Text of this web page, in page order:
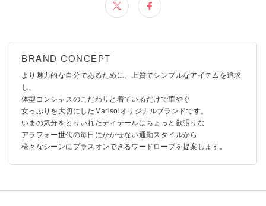
より魅力的な自分であるために、上質でシンプルなアイテムを追求
し、
体型コンシャスのこだわりと着ているだけで華やぐ
女っぷりを大切にしたMarisolオリジナルブランドです。
いまの気分をとりいれたディテールはちょっと欲張りな
アラフォー世代の毎日にかかせない通勤スタイルから
様々なシーンにプラスオンできるワードローブを提案します。